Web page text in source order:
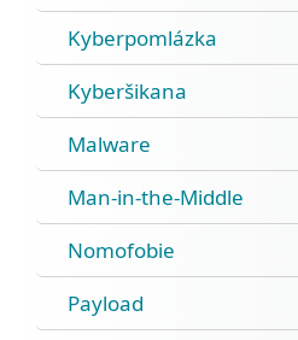
Kyberpomlázka
Kyberšikana
Malware
Man-in-the-Middle
Nomofobie
Payload